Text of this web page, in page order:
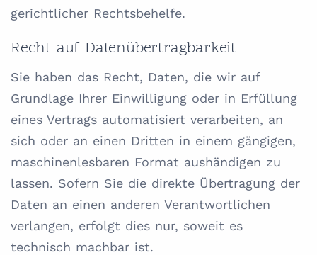
gerichtlicher Rechtsbehelfe.
Recht auf Daten­übertrag­barkeit
Sie haben das Recht, Daten, die wir auf
Grundlage Ihrer Einwilligung oder in Erfüllung
eines Vertrags automatisiert verarbeiten, an
sich oder an einen Dritten in einem gängigen,
maschinenlesbaren Format aushändigen zu
lassen. Sofern Sie die direkte Übertragung der
Daten an einen anderen Verantwortlichen
verlangen, erfolgt dies nur, soweit es
technisch machbar ist.